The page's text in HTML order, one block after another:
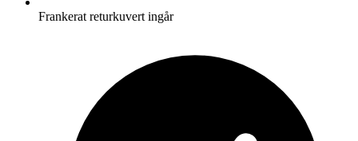
Frankerat returkuvert ingår